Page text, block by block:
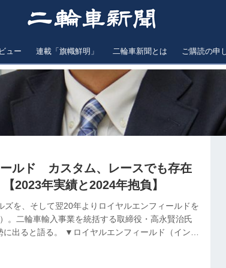
ュー 連載「旗幟鮮明」 二輪車新聞とは ご購読の申
ルド カスタム、レースでも存在
2023年実績と2024年抱負】
を、そして翌20年よりロイヤルエンフィールドを
。二輪車輸入事業を統括する取締役・高永賢治氏
に出ると語る。 ▼ロイヤルエンフィールド（イン